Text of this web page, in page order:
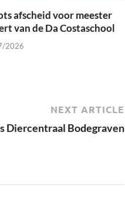
afscheid voor meester
van de Da Costaschool
2026
NEXT ARTICLE
Diercentraal Bodegraven